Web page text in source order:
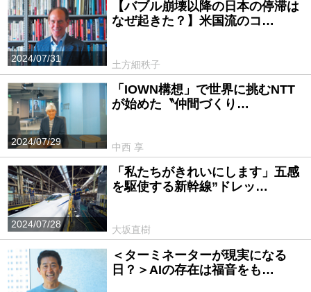
2024/07/31
【バブル崩壊以降の日本の停滞は
なぜ起きた？】米国流のコ…
土方細秩子
2024/07/29
「IOWN構想」で世界に挑むNTT
が始めた〝仲間づくり…
中西 享
2024/07/28
「私たちがきれいにします」五感
を駆使する新幹線”ドレッ…
大坂直樹
＜ターミネーターが現実になる
日？＞AIの存在は福音をも…